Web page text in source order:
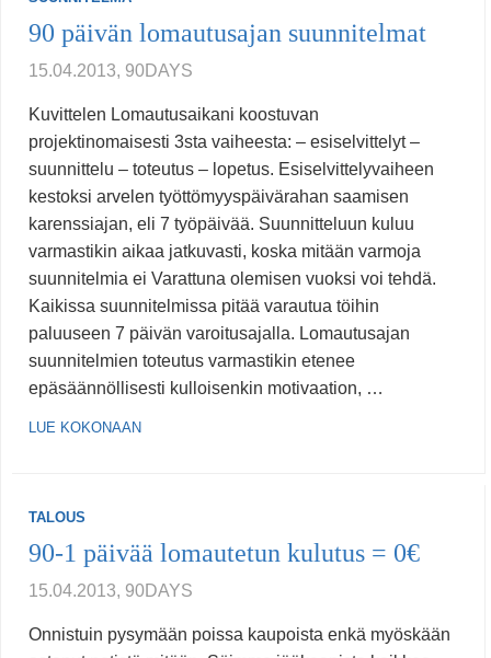
90 päivän lomautusajan suunnitelmat
15.04.2013, 90DAYS
Kuvittelen Lomautusaikani koostuvan
projektinomaisesti 3sta vaiheesta: – esiselvittelyt –
suunnittelu – toteutus – lopetus. Esiselvittelyvaiheen
kestoksi arvelen työttömyyspäivärahan saamisen
karenssiajan, eli 7 työpäivää. Suunnitteluun kuluu
varmastikin aikaa jatkuvasti, koska mitään varmoja
suunnitelmia ei Varattuna olemisen vuoksi voi tehdä.
Kaikissa suunnitelmissa pitää varautua töihin
paluuseen 7 päivän varoitusajalla. Lomautusajan
suunnitelmien toteutus varmastikin etenee
epäsäännöllisesti kulloisenkin motivaation, …
LUE KOKONAAN
TALOUS
90-1 päivää lomautetun kulutus = 0€
15.04.2013, 90DAYS
Onnistuin pysymään poissa kaupoista enkä myöskään